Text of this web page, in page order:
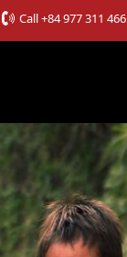
Call+84 977 311 466